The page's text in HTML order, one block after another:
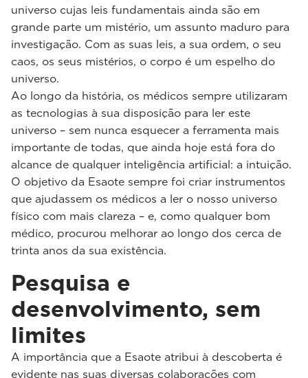
universo cujas leis fundamentais ainda são em
grande parte um mistério, um assunto maduro para
investigação. Com as suas leis, a sua ordem, o seu
caos, os seus mistérios, o corpo é um espelho do
universo.
Ao longo da história, os médicos sempre utilizaram
as tecnologias à sua disposição para ler este
universo – sem nunca esquecer a ferramenta mais
importante de todas, que ainda hoje está fora do
alcance de qualquer inteligência artificial: a intuição.
O objetivo da Esaote sempre foi criar instrumentos
que ajudassem os médicos a ler o nosso universo
físico com mais clareza – e, como qualquer bom
médico, procurou melhorar ao longo dos cerca de
trinta anos da sua existência.
Pesquisa e
desenvolvimento, sem
limites
A importância que a Esaote atribui à descoberta é
evidente nas suas diversas colaborações com